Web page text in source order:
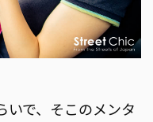
いで、そこのメンタ